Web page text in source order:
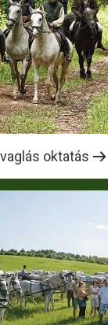
oktatás